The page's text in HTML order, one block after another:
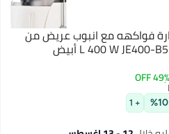
فواكهه مع انبوب عريض من
49% OFF
+ 1